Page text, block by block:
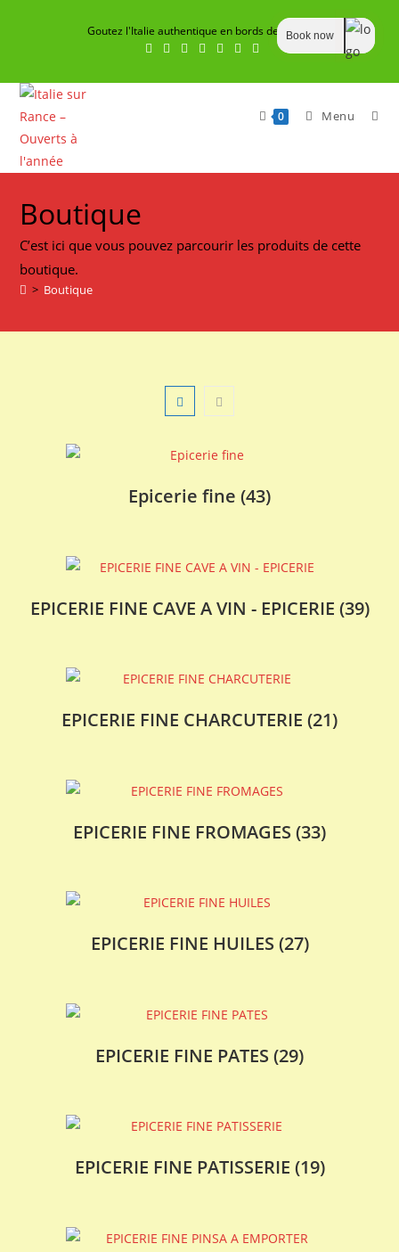
Goutez l'Italie authentique en bords de Rance
0 Menu
Boutique
C’est ici que vous pouvez parcourir les produits de cette
boutique.
> Boutique
Epicerie fine (43)
EPICERIE FINE CAVE A VIN - EPICERIE (39)
EPICERIE FINE CHARCUTERIE (21)
EPICERIE FINE FROMAGES (33)
EPICERIE FINE HUILES (27)
EPICERIE FINE PATES (29)
EPICERIE FINE PATISSERIE (19)
Book now